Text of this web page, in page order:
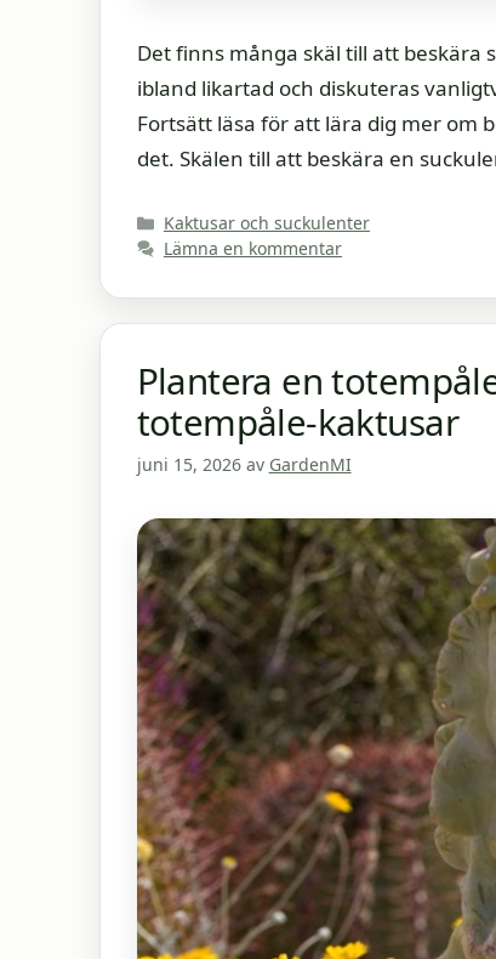
Det finns många skäl till att beskära
ibland likartad och diskuteras
Fortsätt läsa för att lära dig mer om
det. Skälen till att beskära en
Kategorier
Kaktusar och suckulenter
Lämna en kommentar
Plantera en
totempåle-kaktusar
juni 15, 2026 av GardenMI